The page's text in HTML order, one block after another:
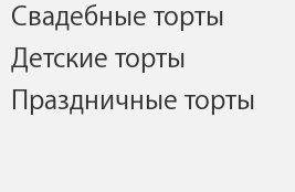
Свадебные торты
Детские торты
Праздничные торты